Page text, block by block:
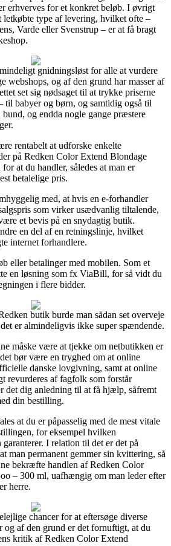
erhverves for et konkret beløb. I øvrigt
letkøbte type af levering, hvilket ofte –
Varde eller Svenstrup – er at få bragt
gnidningsløst for alle at vurdere
webshops, og af den grund har masser af
set sig nødsaget til at trykke priserne
til babyer og børn, og samtidig også til
og endda nogle gange præstere
rentabelt at udforske enkelte
på Redken Color Extend Blondage
at du handler, således at man er
betalelige pris.
med, at hvis en e-forhandler
som virker usædvanlig tiltalende,
et bevis på en snydagtig butik.
en del af en retningslinje, hvilket
internet forhandlere.
eller betalinger med mobilen. Som et
en løsning som fx ViaBill, for så vidt du
i flere bidder.
butik burde man sådan set overveje
er almindeligvis ikke super spændende.
måske være at tjekke om netbutikken er
bør være en tryghed om at online
danske lovgivning, samt at online
revurderes af fagfolk som forstår
det dig anledning til at få hjælp, såfremt
din bestilling.
at du er påpasselig med de mest vitale
for eksempel hvilken
I relation til det er det på
man permanent gemmer sin kvittering, så
bekræfte handlen af Redken Color
– 300 ml, uafhængig om man leder efter
herre.
chancer for at eftersøge diverse
og af den grund er det fornuftigt, at du
kritik af Redken Color Extend